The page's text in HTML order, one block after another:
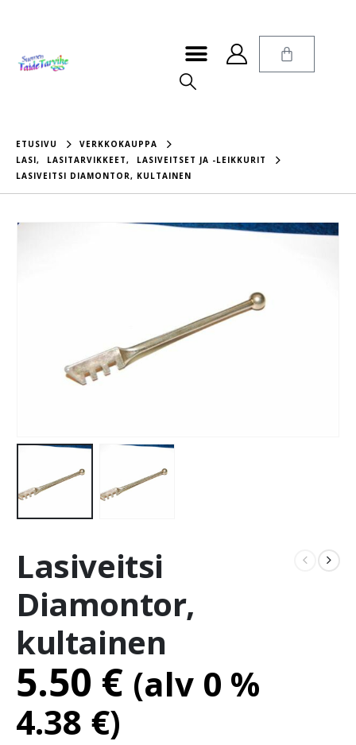
ETUSIVU
VERKKOKAUPPA
LASI, LASITARVIKKEET,
LASIVEITSET JA -LEIKKURIT
LASIVEITSI DIAMONTOR, KULTAINEN
Lasiveitsi
Diamontor,
kultainen
5.50 € (alv 0 %
4.38 €)